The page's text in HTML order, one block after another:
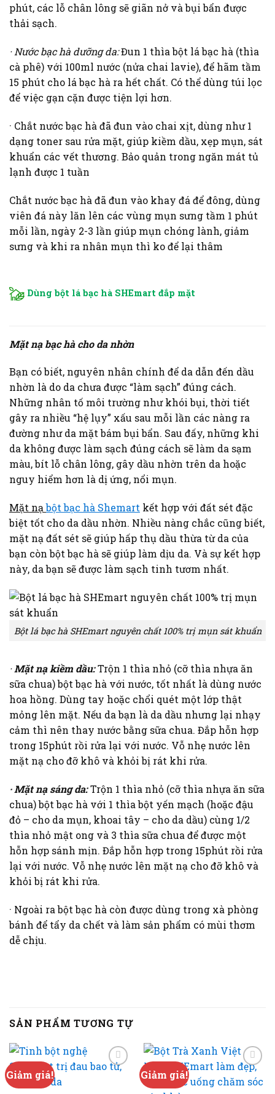
phút, các lỗ chân lông sẽ giãn nở và bụi bẩn được
thải sạch.
· Nước bạc hà dưỡng da:Đun 1 thìa bột lá bạc hà (thìa
cà phê) với 100ml nước (nửa chai lavie), để hãm tầm
15 phút cho lá bạc hà ra hết chất. Có thể dùng túi lọc
để việc gạn cặn được tiện lợi hơn.
· Chắt nước bạc hà đã đun vào chai xịt, dùng như 1
dạng toner sau rửa mặt, giúp kiềm dầu, xẹp mụn, sát
khuẩn các vết thương. Bảo quản trong ngăn mát tủ
lạnh được 1 tuần
Chắt nước bạc hà đã đun vào khay đá để đông, dùng
viên đá này lăn lên các vùng mụn sưng tầm 1 phút
mỗi lần, ngày 2-3 lần giúp mụn chóng lành, giảm
sưng và khi ra nhân mụn thì ko để lại thâm
Dùng bột lá bạc hà SHEmart đắp mặt
Mặt nạ bạc hà cho da nhờn
Bạn có biết, nguyên nhân chính để da dẫn đến dầu
nhờn là do da chưa được “làm sạch” đúng cách.
Những nhân tố môi trường như khói bụi, thời tiết
gây ra nhiều “hệ lụy” xấu sau mỗi lần các nàng ra
đường như da mặt bám bụi bẩn. Sau đấy, những khi
da không được làm sạch đúng cách sẽ làm da sạm
màu, bít lỗ chân lông, gây dầu nhờn trên da hoặc
nguy hiểm hơn là dị ứng, nổi mụn.
Mặt nạbột bạc hà Shemart kết hợp với đất sét đặc
biệt tốt cho da dầu nhờn. Nhiều nàng chắc cũng biết,
mặt nạ đất sét sẽ giúp hấp thụ dầu thừa từ da của
bạn còn bột bạc hà sẽ giúp làm dịu da. Và sự kết hợp
này, da bạn sẽ được làm sạch tinh tươm nhất.
Bột lá bạc hà SHEmart nguyên chất 100% trị mụn sát khuẩn
·Mặt nạ kiềm dầu:Trộn 1 thìa nhỏ (cỡ thìa nhựa ăn
sữa chua) bột bạc hà với nước, tốt nhất là dùng nước
hoa hồng. Dùng tay hoặc chổi quét một lớp thật
mỏng lên mặt. Nếu da bạn là da dầu nhưng lại nhạy
cảm thì nên thay nước bằng sữa chua. Đắp hỗn hợp
trong 15phút rồi rửa lại với nước. Vỗ nhẹ nước lên
mặt nạ cho đỡ khô và khỏi bị rát khi rửa.
· Mặt nạ sáng da:Trộn 1 thìa nhỏ (cỡ thìa nhựa ăn sữa
chua) bột bạc hà với 1 thìa bột yến mạch (hoặc đậu
đỏ – cho da mụn, khoai tây – cho da dầu) cùng 1/2
thìa nhỏ mật ong và 3 thìa sữa chua để được một
hỗn hợp sánh mịn. Đắp hỗn hợp trong 15phút rồi rửa
lại với nước. Vỗ nhẹ nước lên mặt nạ cho đỡ khô và
khỏi bị rát khi rửa.
· Ngoài ra bột bạc hà còn được dùng trong xà phòng
bánh để tẩy da chết và làm sản phẩm có mùi thơm
dễ chịu.
SẢN PHẨM TƯƠNG TỰ
Giảm giá!
Add to
Giảm giá!
Add to
wishlist